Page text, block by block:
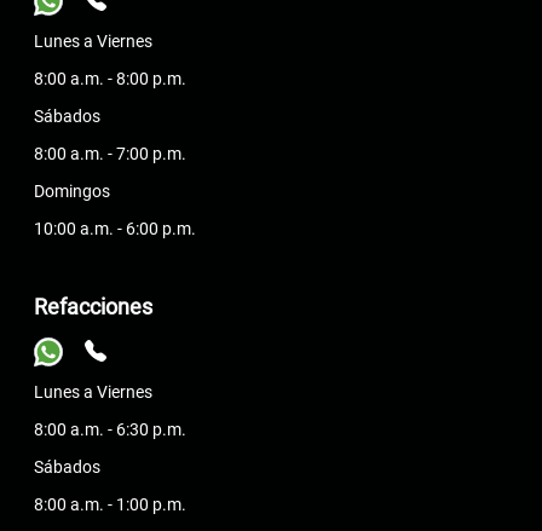
Lunes a Viernes
8:00 a.m. - 8:00 p.m.
Sábados
8:00 a.m. - 7:00 p.m.
Domingos
10:00 a.m. - 6:00 p.m.
Refacciones
Lunes a Viernes
8:00 a.m. - 6:30 p.m.
Sábados
8:00 a.m. - 1:00 p.m.